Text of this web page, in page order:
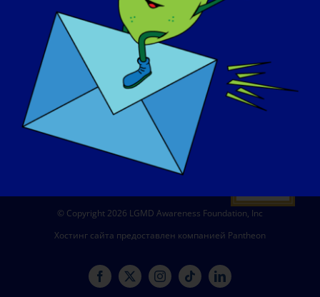
СВЯЗАТЬСЯ С
МАГАЗИН
ПОЖЕРТВОВАТЬ
© Copyright 2026 LGMD Awareness Foundation, Inc
Хостинг сайта предоставлен компанией Pantheon